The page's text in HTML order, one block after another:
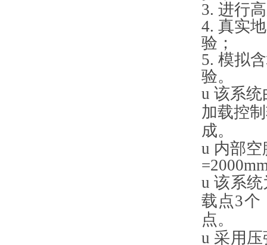
3. 进行
4. 真实
验；
5. 模拟
验。
u 该系统
加载控
成。
u 内部空
u该系统
载点3个
点。
u 采用